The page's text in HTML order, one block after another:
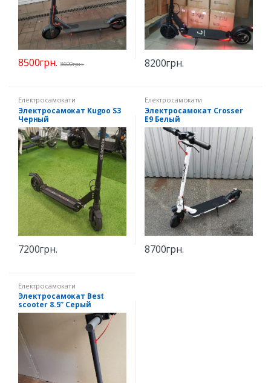
8500грн. 8600грн. 8200грн.
Електросамокати
Электросамокат Kugoo S3
Черный
7200грн.
Електросамокати
Электросамокат Crosser
Е9 Белый
8700грн.
Електросамокати
Электросамокат Best
scooter 8.5″ Серый